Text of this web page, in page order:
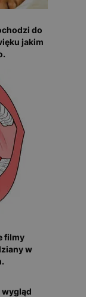
do
jakim
filmy
w
wygląd